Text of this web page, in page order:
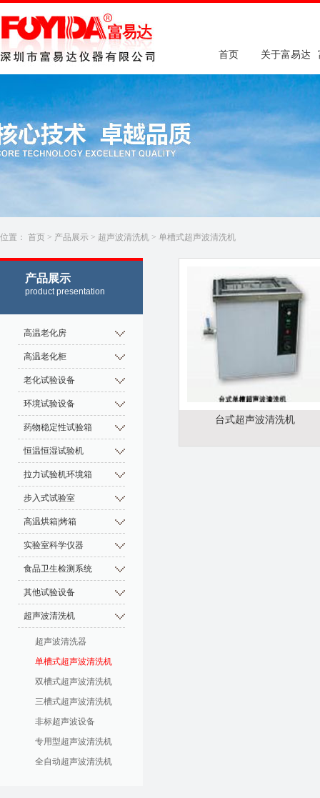
首页 关于富易达
位置： 首页 > 产品展示 > 超声波清洗机 > 单槽式超声波清洗机
产品展示
product presentation
高温老化房
高温老化柜
老化试验设备
环境试验设备
药物稳定性试验箱
恒温恒湿试验机
拉力试验机环境箱
步入式试验室
高温烘箱|烤箱
实验室科学仪器
食品卫生检测系统
其他试验设备
超声波清洗机
超声波清洗器
单槽式超声波清洗机
双槽式超声波清洗机
三槽式超声波清洗机
非标超声波设备
专用型超声波清洗机
全自动超声波清洗机
台式超声波清洗机